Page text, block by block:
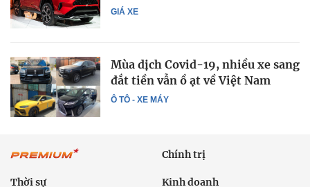
GIÁ XE
Ô TÔ - XE MÁY
Mùa dịch Covid-19, nhiều xe sang
đắt tiền vẫn ồ ạt về Việt Nam
Chính trị
Thời sự Kinh doanh